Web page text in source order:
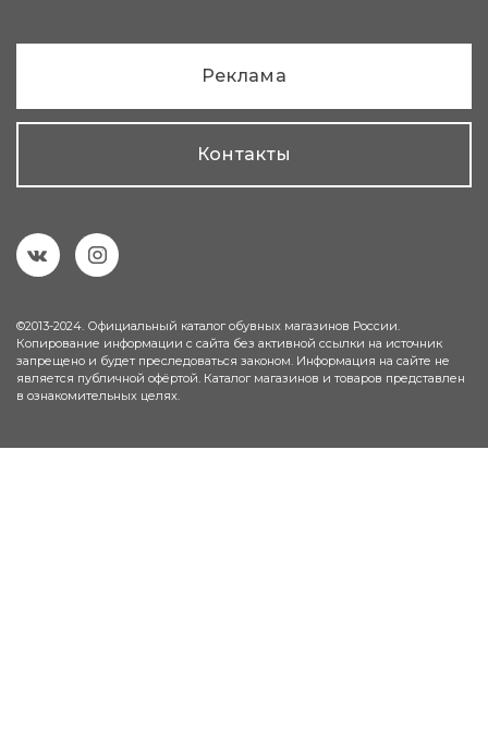
Реклама
Контакты
©2013-2024. Официальный каталог обувных магазинов России.
Копирование информации с сайта без активной ссылки на источник
запрещено и будет преследоваться законом. Информация на сайте не
является публичной офёртой. Каталог магазинов и товаров представлен
в ознакомительных целях.